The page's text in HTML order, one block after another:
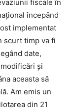
fiscale în
începând
implementat
scurt timp va fi
date,
și
aceasta să
Am emis un
din 21